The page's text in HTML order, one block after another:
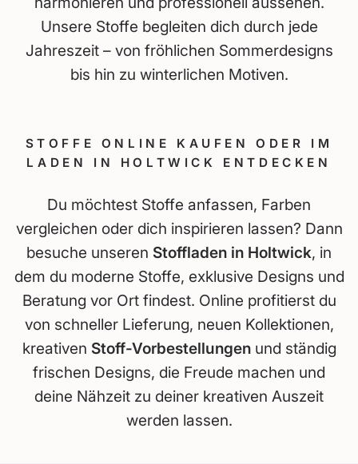
Unsere Stoffe begleiten dich durch jede
Jahreszeit – von fröhlichen Sommerdesigns
bis hin zu winterlichen Motiven.
STOFFE ONLINE KAUFEN ODER IM
LADEN IN HOLTWICK ENTDECKEN
Du möchtest Stoffe anfassen, Farben
vergleichen oder dich inspirieren lassen? Dann
besuche unseren Stoffladen in Holtwick, in
dem du moderne Stoffe, exklusive Designs und
Beratung vor Ort findest. Online profitierst du
von schneller Lieferung, neuen Kollektionen,
kreativen Stoff-Vorbestellungenund ständig
frischen Designs, die Freude machen und
deine Nähzeit zu deiner kreativen Auszeit
werden lassen.